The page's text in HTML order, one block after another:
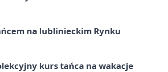
na lublinieckim Rynku
kurs tańca na wakacje